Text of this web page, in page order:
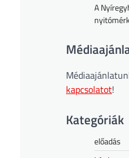
A
kapcsolatot!
Kategóriák
előadás